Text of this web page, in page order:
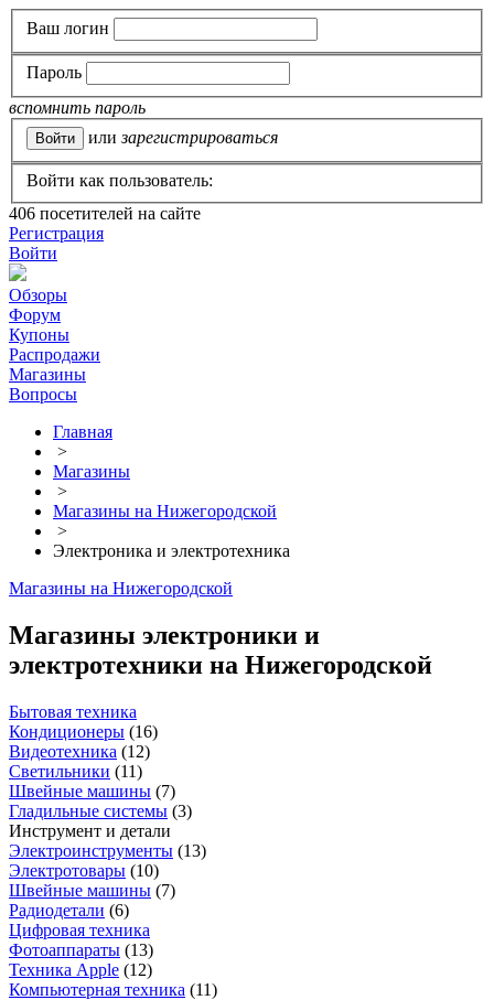
Ваш логин
Пароль
вспомнить пароль
или зарегистрироваться
Войти как пользователь:
406 посетителей на сайте
Регистрация
Войти
Обзоры
Форум
Купоны
Распродажи
Магазины
Вопросы
Главная
>
Магазины
>
Магазины на Нижегородской
>
Электроника и электротехника
Магазины на Нижегородской
Магазины электроники и
электротехники на Нижегородской
Бытовая техника
Кондиционеры (16)
Видеотехника (12)
Светильники (11)
Швейные машины (7)
Гладильные системы (3)
Инструмент и детали
Электроинструменты (13)
Электротовары (10)
Швейные машины (7)
Радиодетали (6)
Цифровая техника
Фотоаппараты (13)
Техника Apple (12)
Компьютерная техника (11)